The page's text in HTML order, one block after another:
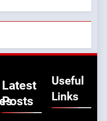
Latest
Posts
Useful
Links